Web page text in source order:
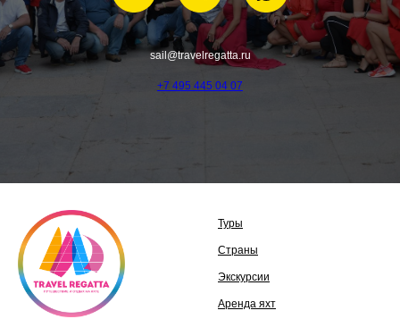
sail@travelregatta.ru
+7 495 445 04 07
Туры
Страны
Экскурсии
Аренда яхт